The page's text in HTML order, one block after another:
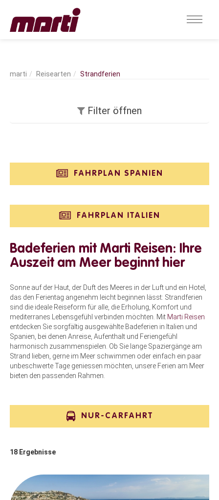
Reisearten Strandferien
Filter öffnen
FAHRPLAN SPANIEN
FAHRPLAN ITALIEN
Badeferien mit Marti Reisen: Ihre
Auszeit am Meer beginnt hier
Sonne auf der Haut, der Duft des Meeres in der Luft und ein Hotel,
das den Ferientag angenehm leicht beginnen lässt: Strandferien
sind die ideale Reiseform für alle, die Erholung, Komfort und
mediterranes Lebensgefühl verbinden möchten. Mit Marti Reisen
entdecken Sie sorgfältig ausgewählte Badeferien in Italien und
Spanien, bei denen Anreise, Aufenthalt und Feriengefühl
harmonisch zusammenspielen. Ob Sie lange Spaziergänge am
Strand lieben, gerne im Meer schwimmen oder einfach ein paar
unbeschwerte Tage geniessen möchten, unsere Ferien am Meer
bieten den passenden Rahmen.
NUR-CARFAHRT
18 Ergebnisse